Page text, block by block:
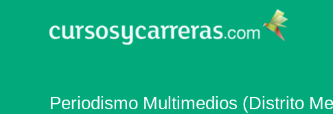
Periodismo Multimedios (Distrito